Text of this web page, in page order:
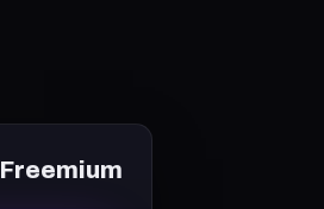
Freemium